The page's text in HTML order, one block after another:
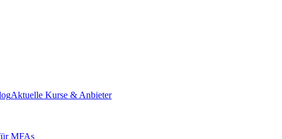
Aktuelle Kurse & Anbieter
MFAs